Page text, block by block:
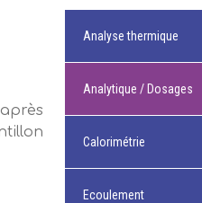
Analyse thermique
Analytique / Dosages
Calorimétrie
Ecoulement